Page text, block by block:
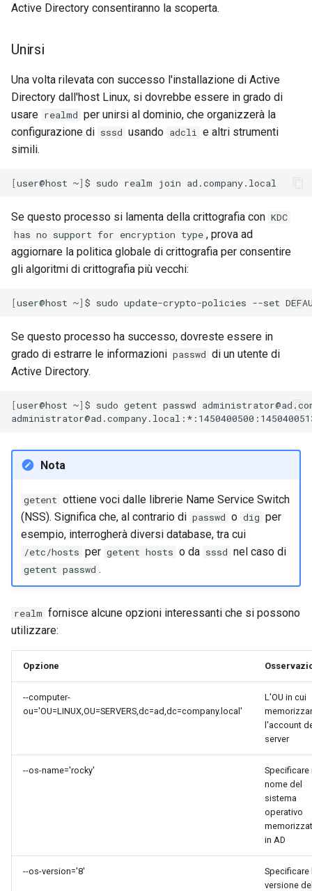
Active Directory consentiranno la scoperta.
Unirsi
Una volta rilevata con successo l'installazione di Active
Directory dall'host Linux, si dovrebbe essere in grado di
usare realmd per unirsi al dominio, che organizzerà la
configurazione di sssd usando adcli e altri strumenti
simili.
[user@host ~] $ sudo realm join
Se questo processo si lamenta della crittografia con KDC
has no support for encryption type , prova ad
aggiornare la politica globale di crittografia per consentire
gli algoritmi di crittografia più vecchi:
[user@host ~] $ sudo update-crypto-policies --set
Se questo processo ha successo, dovreste essere in
grado di estrarre le informazioni passwd di un utente di
Active Directory.
[user@host ~] $ sudo getent passwd
Nota
getent ottiene voci dalle librerie Name Service Switch
(NSS). Significa che, al contrario di passwd o dig per
esempio, interrogherà diversi database, tra cui
/etc/hosts per getent hosts o da sssd nel caso di
getent passwd .
realm fornisce alcune opzioni interessanti che si possono
utilizzare:
Opzione
--computer-
ou='OU=LINUX,OU=SERVERS,dc=ad,dc=company.local'
L'OU in cui
l'account
server
--os-name='rocky'
Specificare
nome del
sistema
operativo
in AD
--os-version='8'
Specificare
versione